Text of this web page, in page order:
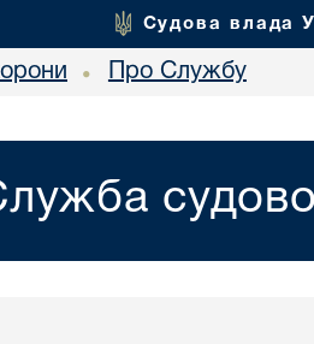
Судова влада
• Про Службу